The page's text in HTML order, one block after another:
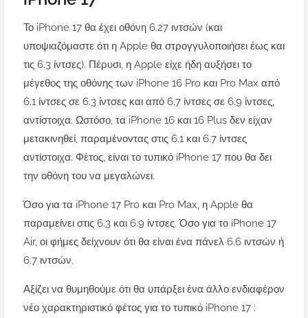
Το iPhone 17 θα έχει οθόνη 6.27 ιντσών (και
υποψιαζόμαστε ότι η Apple θα στρογγυλοποιήσει έως και
τις 6.3 ίντσες). Πέρυσι, η Apple είχε ήδη αυξήσει το
μέγεθος της οθόνης των iPhone 16 Pro και Pro Max από
6.1 ίντσες σε 6.3 ίντσες και από 6.7 ίντσες σε 6.9 ίντσες,
αντίστοιχα. Ωστόσο, τα iPhone 16 και 16 Plus δεν είχαν
μετακινηθεί, παραμένοντας στις 6.1 και 6.7 ίντσες
αντίστοιχα. Φέτος, είναι το τυπικό iPhone 17 που θα δει
την οθόνη του να μεγαλώνει.
Όσο για τα iPhone 17 Pro και Pro Max, η Apple θα
παραμείνει στις 6.3 και 6.9 ίντσες. Όσο για το iPhone 17
Air, οι φήμες δείχνουν ότι θα είναι ένα πάνελ 6.6 ιντσών ή
6.7 ιντσών.
Αξίζει να θυμηθούμε ότι θα υπάρξει ένα άλλο ενδιαφέρον
νέο χαρακτηριστικό φέτος για το τυπικό iPhone 17 :